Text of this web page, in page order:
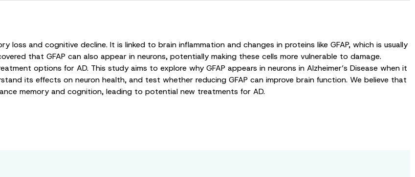
loss and cognitive decline. It is linked to brain inflammation and changes in proteins like GFAP, which is usually
that GFAP can also appear in neurons, potentially making these cells more vulnerable to damage.
options for AD. This study aims to explore why GFAP appears in neurons in Alzheimer’s Disease when it
its effects on neuron health, and test whether reducing GFAP can improve brain function. We believe that
memory and cognition, leading to potential new treatments for AD.